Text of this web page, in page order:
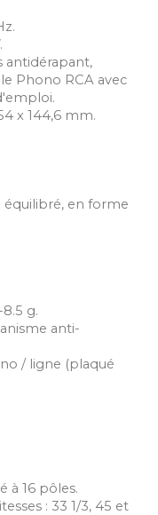
antidérapant,
Phono RCA avec
x 144,6 mm.
équilibré, en forme
g.
anti-
/ ligne (plaqué
à 16 pôles.
: 33 1/3, 45 et